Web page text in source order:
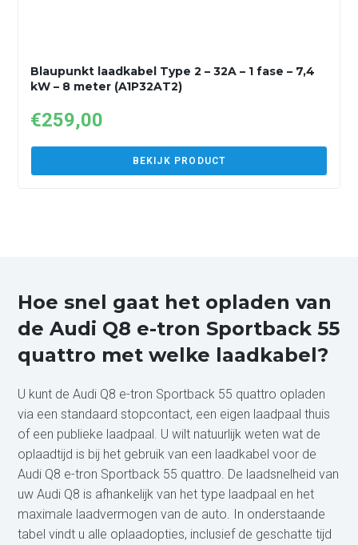
Blaupunkt laadkabel Type 2 – 32A – 1 fase – 7,4
kW – 8 meter (A1P32AT2)
€259,00
BEKIJK PRODUCT
Hoe snel gaat het opladen van
de Audi Q8 e-tron Sportback 55
quattro met welke laadkabel?
U kunt de Audi Q8 e-tron Sportback 55 quattro opladen
via een standaard stopcontact, een eigen laadpaal thuis
of een publieke laadpaal. U wilt natuurlijk weten wat de
oplaadtijd is bij het gebruik van een laadkabel voor de
Audi Q8 e-tron Sportback 55 quattro. De laadsnelheid van
uw Audi Q8 is afhankelijk van het type laadpaal en het
maximale laadvermogen van de auto. In onderstaande
tabel vindt u alle oplaadopties, inclusief de geschatte tijd